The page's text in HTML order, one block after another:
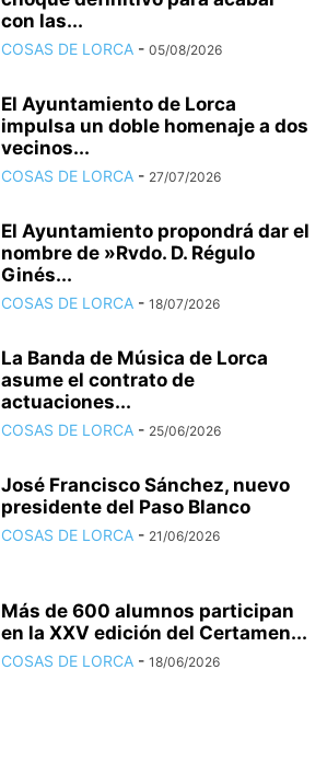
con las...
COSAS DE LORCA - 05/08/2026
El Ayuntamiento de Lorca
impulsa un doble homenaje a dos
vecinos...
COSAS DE LORCA - 27/07/2026
El Ayuntamiento propondrá dar el
nombre de »Rvdo. D. Régulo
Ginés...
COSAS DE LORCA - 18/07/2026
La Banda de Música de Lorca
asume el contrato de
actuaciones...
COSAS DE LORCA - 25/06/2026
José Francisco Sánchez, nuevo
presidente del Paso Blanco
COSAS DE LORCA - 21/06/2026
Más de 600 alumnos participan
en la XXV edición del Certamen...
COSAS DE LORCA - 18/06/2026